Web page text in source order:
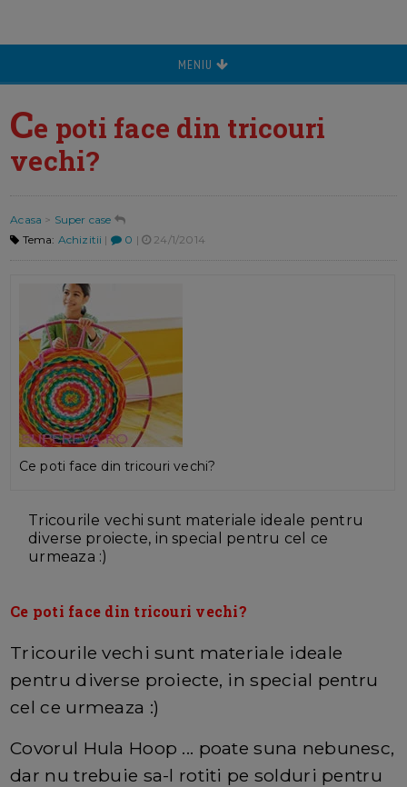
MENIU
Ce poti face din tricouri
vechi?
Acasa > Super case
Tema: Achizitii | 0 | 24/1/2014
Ce poti face din tricouri vechi?
Tricourile vechi sunt materiale ideale pentru
diverse proiecte, in special pentru cel ce
urmeaza :)
Ce poti face din tricouri vechi?
Tricourile vechi sunt materiale ideale
pentru diverse proiecte, in special pentru
cel ce urmeaza :)
Covorul Hula Hoop ... poate suna nebunesc,
dar nu trebuie sa-l rotiti pe solduri pentru